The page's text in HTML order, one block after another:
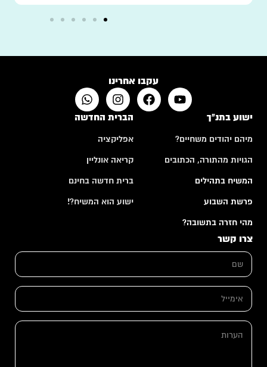
עקבו אחרינו
ישוע בתנ"ך
מיהם יהודים משחיים?
הגויות מהתורה, הכתובים
המשיח בתהילים
פרשת השבוע
מהי חזרה בתשובה?
הברית החדשה
אפליקציה
קריאה אונליין
ברית חדשה בחינם
ישוע הוא המשיח?!
צרו קשר
ש
*
א
מ
י
א
מ
י
ה